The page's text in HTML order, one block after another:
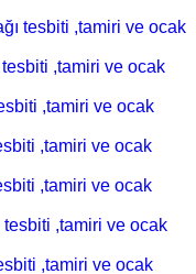
tesbiti ,tamiri ve ocak
,tamiri ve ocak
,tamiri ve ocak
,tamiri ve ocak
,tamiri ve ocak
,tamiri ve ocak
,tamiri ve ocak